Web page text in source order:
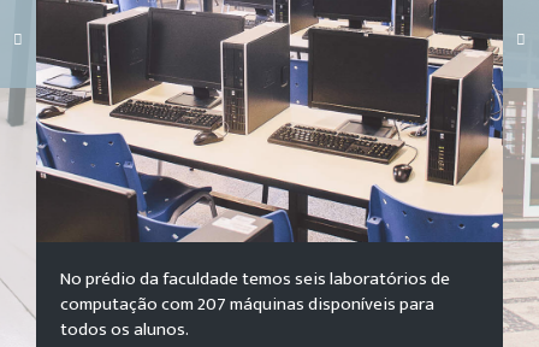
Carregando galeria...
No prédio da faculdade temos seis laboratórios de
computação com 207 máquinas disponíveis para
todos os alunos.